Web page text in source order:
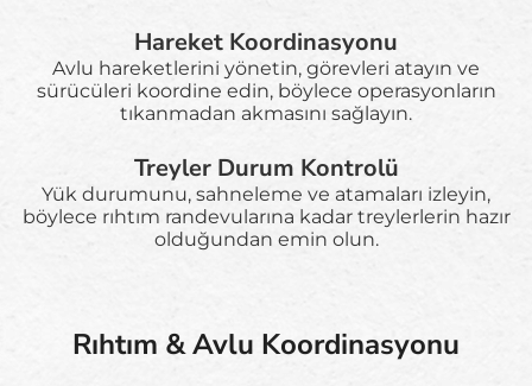
Hareket Koordinasyonu
Avlu hareketlerini yönetin, görevleri atayın ve
sürücüleri koordine edin, böylece operasyonların
tıkanmadan akmasını sağlayın.
Treyler Durum Kontrolü
Yük durumunu, sahneleme ve atamaları izleyin,
böylece rıhtım randevularına kadar treylerlerin hazır
olduğundan emin olun.
Rıhtım & Avlu Koordinasyonu